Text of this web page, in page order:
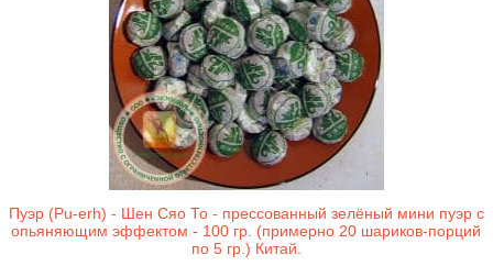
Пуэр (Pu-erh) - Шен Сяо То - прессованный зелёный мини пуэр с
опьяняющим эффектом - 100 гр. (примерно 20 шариков-порций
по 5 гр.) Китай.